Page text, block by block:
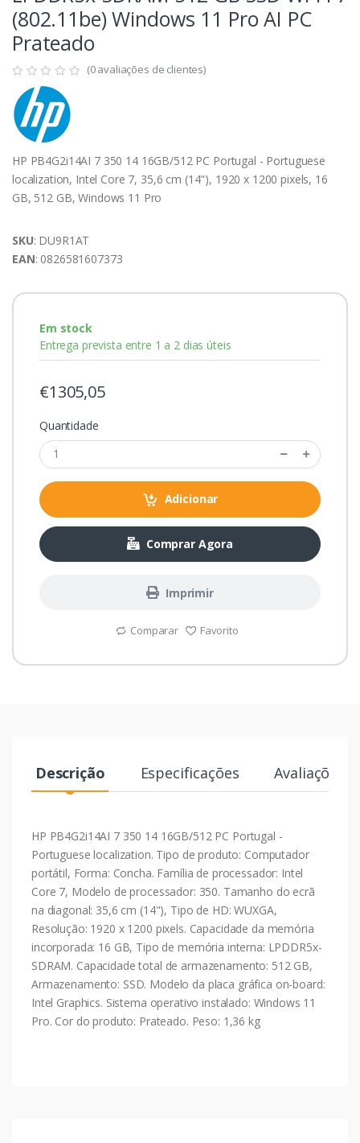
(802.11be) Windows 11 Pro AI PC
Prateado
(0 avaliações de clientes)
HP PB4G2i14AI 7 350 14 16GB/512 PC Portugal - Portuguese
localization, Intel Core 7, 35,6 cm (14"), 1920 x 1200 pixels, 16
GB, 512 GB, Windows 11 Pro
SKU: DU9R1AT
EAN: 0826581607373
Em stock
Entrega prevista entre 1 a 2 dias úteis
€1305,05
Quantidade
Adicionar
Comprar Agora
Imprimir
Comparar Favorito
Descrição Especificações Avaliações
HP PB4G2i14AI 7 350 14 16GB/512 PC Portugal -
Portuguese localization. Tipo de produto: Computador
portátil, Forma: Concha. Família de processador: Intel
Core 7, Modelo de processador: 350. Tamanho do ecrã
na diagonal: 35,6 cm (14"), Tipo de HD: WUXGA,
Resolução: 1920 x 1200 pixels. Capacidade da memória
incorporada: 16 GB, Tipo de memória interna: LPDDR5x-
SDRAM. Capacidade total de armazenamento: 512 GB,
Armazenamento: SSD. Modelo da placa gráfica on-board:
Intel Graphics. Sistema operativo instalado: Windows 11
Pro. Cor do produto: Prateado. Peso: 1,36 kg